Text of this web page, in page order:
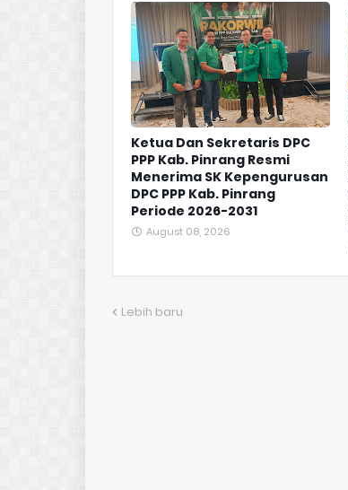
Ketua Dan Sekretaris DPC
PPP Kab. Pinrang Resmi
Menerima SK Kepengurusan
DPC PPP Kab. Pinrang
Periode 2026-2031
August 08, 2026
Lebih baru